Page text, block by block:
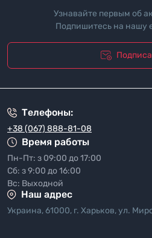
Узнавайте первым об
Подпишитесь на нашу
Телефоны:
+38 (067) 888-81-08
Время работы
Пн-Пт: з 09:00 до 17:00
Сб: з 9:00 до 16:00
Вс: Выходной
Наш адрес
Украина, 61000, г. Харьков, ул.